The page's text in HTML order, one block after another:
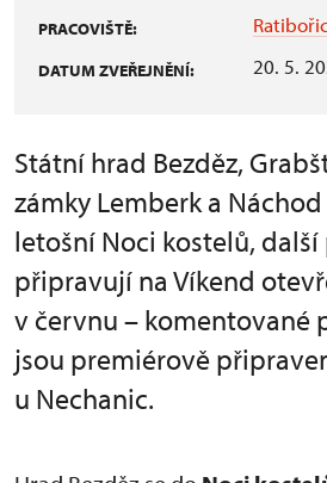
PRACOVIŠTĚ:
DATUM ZVEŘEJNĚNÍ: 20. 5.
Státní hrad Bezděz,
zámky Lemberk a
letošní Noci kostelů, další
připravují na Víkend
v červnu – komentované
jsou premiérově
u Nechanic.